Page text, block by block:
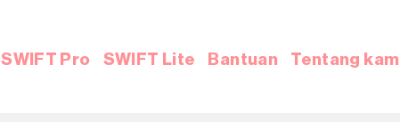
SWIFT Pro SWIFT Lite Bantuan Tentang